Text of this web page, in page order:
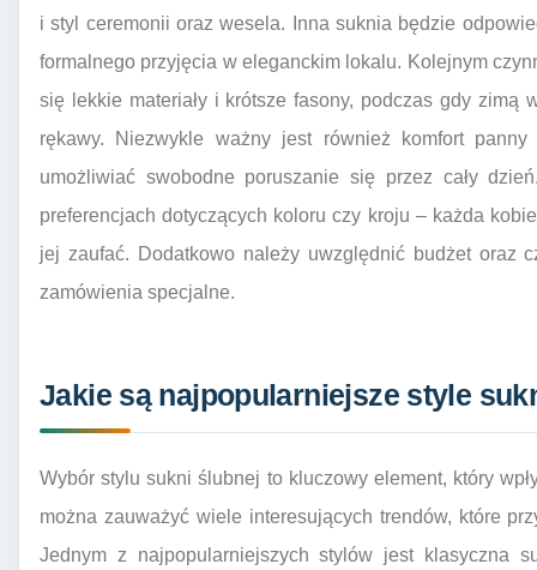
i styl ceremonii oraz wesela. Inna suknia będzie
formalnego przyjęcia w eleganckim lokalu. Kolejnym
się lekkie materiały i krótsze fasony, podczas gdy zimą
rękawy. Niezwykle ważny jest również komfort
umożliwiać swobodne poruszanie się przez cały
preferencjach dotyczących koloru czy kroju – każda
jej zaufać. Dodatkowo należy uwzględnić budżet oraz
zamówienia specjalne.
Jakie są najpopularniejsze style
Wybór stylu sukni ślubnej to kluczowy element, który
można zauważyć wiele interesujących trendów, które
Jednym z najpopularniejszych stylów jest klasyczna